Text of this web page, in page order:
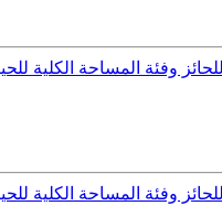
وفئة المساحة الكلية
وفئة المساحة الكلية